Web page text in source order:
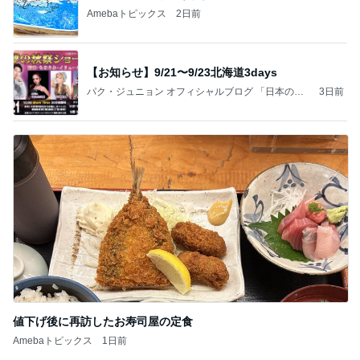
Amebaトピックス 2日前
【お知らせ】9/21〜9/23北海道3days
パク・ジュニョン オフィシャルブログ 「日本の
3日前
値下げ後に再訪したお寿司屋の定食
Amebaトピックス 1日前